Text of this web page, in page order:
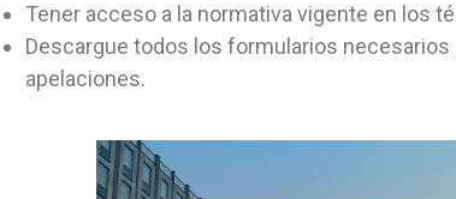
Tener acceso a la normativa vigente en los
Descargue todos los formularios
apelaciones.